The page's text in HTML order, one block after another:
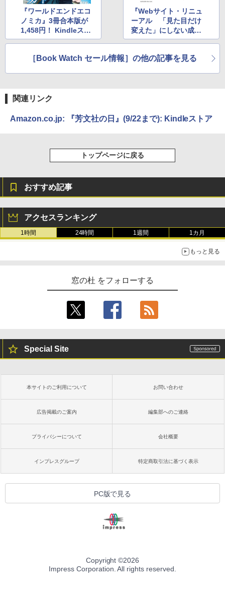
『ワールドエンドエコ
ノミカ』3冊合本版が
1,458円！ Kindleスト
アで文芸書とラノベの
『Webサイト・リニュ
ーアル 「見た目だけ
変えた」にしない成功
の手引き』が半額！ Ki
bデザイン書フェア
［Book Watch セール情報］の他の記事を見る
関連リンク
Amazon.co.jp: 『芳文社の日』(9/22まで): Kindleストア
トップページに戻る
おすすめ記事
アクセスランキング
1時間 24時間 1週間 1カ月
もっと見る
窓の杜 をフォローする
Special Site
本サイトのご利用について お問い合わせ
広告掲載のご案内 編集部へのご連絡
プライバシーについて 会社概要
インプレスグループ 特定商取引法に基づく表示
PC版で見る
Copyright ©2026
Impress Corporation. All rights reserved.